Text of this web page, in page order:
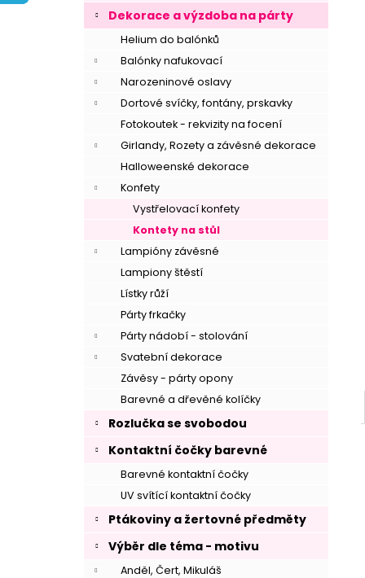
Dekorace a výzdoba na párty
Helium do balónků
Balónky nafukovací
Narozeninové oslavy
Dortové svíčky, fontány, prskavky
Fotokoutek - rekvizity na focení
Girlandy, Rozety a závěsné dekorace
Halloweenské dekorace
Konfety
Vystřelovací konfety
Kontety na stůl
Lampióny závěsné
Lampiony štěstí
Lístky růží
Párty frkačky
Párty nádobí - stolování
Svatební dekorace
Závěsy - párty opony
Barevné a dřevěné kolíčky
Rozlučka se svobodou
Kontaktní čočky barevné
Barevné kontaktní čočky
UV svítící kontaktní čočky
Ptákoviny a žertovné předměty
Výběr dle téma - motivu
Anděl, Čert, Mikuláš